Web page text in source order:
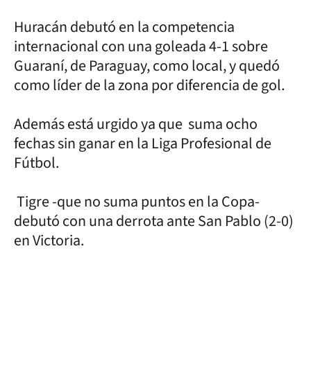
Huracán debutó en la competencia
internacional con una goleada 4-1 sobre
Guaraní, de Paraguay, como local, y quedó
como líder de la zona por diferencia de gol.
Además está urgido ya que suma ocho
fechas sin ganar en la Liga Profesional de
Fútbol.
Tigre -que no suma puntos en la Copa-
debutó con una derrota ante San Pablo (2-0)
en Victoria.